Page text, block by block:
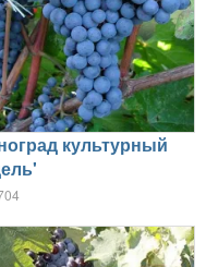
культурный